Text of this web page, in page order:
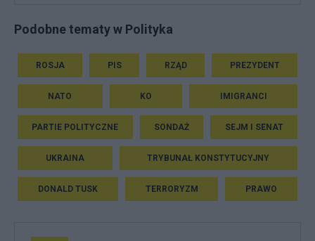
Podobne tematy w Polityka
ROSJA PIS RZĄD PREZYDENT
NATO KO IMIGRANCI
PARTIE POLITYCZNE SONDAŻ SEJM I SENAT
UKRAINA TRYBUNAŁ KONSTYTUCYJNY
DONALD TUSK TERRORYZM PRAWO